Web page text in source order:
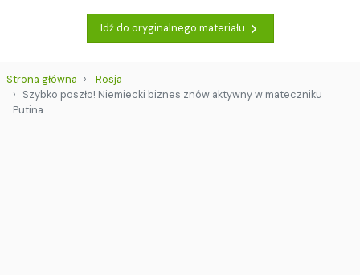
Idź do oryginalnego materiału
Strona główna
Rosja
Szybko poszło! Niemiecki biznes znów aktywny w mateczniku
Putina